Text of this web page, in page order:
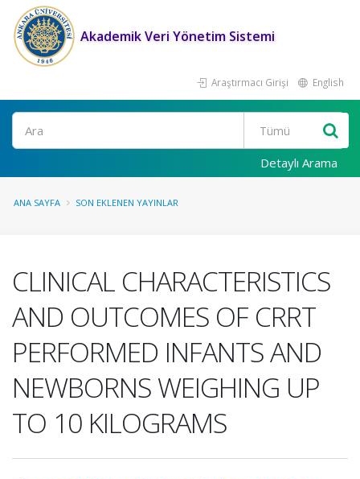
Akademik Veri Yönetim Sistemi
Araştırmacı Girişi English
Ara
Detaylı Arama
ANA SAYFA SON EKLENEN YAYINLAR
CLINICAL CHARACTERISTICS
AND OUTCOMES OF CRRT
PERFORMED INFANTS AND
NEWBORNS WEIGHING UP
TO 10 KILOGRAMS